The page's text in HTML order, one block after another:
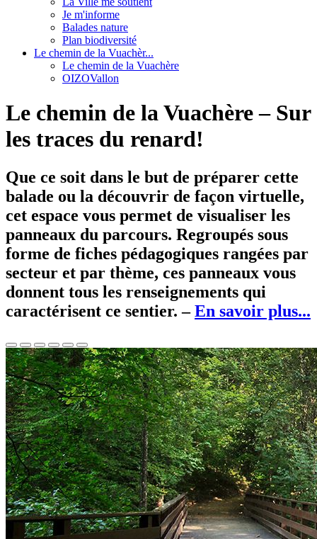
Je m'informe
Balades nature
Plan biodiversité
Le chemin de la Vuachèr...
Le chemin de la Vuachère
OIZOVallon
Le chemin de la Vuachère – Sur
les traces du renard!
Que ce soit dans le but de préparer cette
balade ou la découvrir de façon virtuelle,
cet espace vous permet de visualiser les
panneaux du parcours. Regroupés sous
forme de fiches pédagogiques rangées par
secteur et par thème, ces panneaux vous
donnent tous les renseignements qui
caractérisent ce sentier. –En savoir plus...